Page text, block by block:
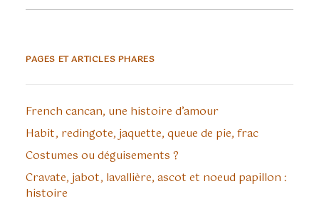
PAGES ET ARTICLES PHARES
French cancan, une histoire d’amour
Habit, redingote, jaquette, queue de pie, frac
Costumes ou déguisements ?
Cravate, jabot, lavallière, ascot et noeud papillon :
histoire